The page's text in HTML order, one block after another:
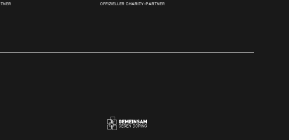
OFFIZIELLER CHARITY-PARTNER